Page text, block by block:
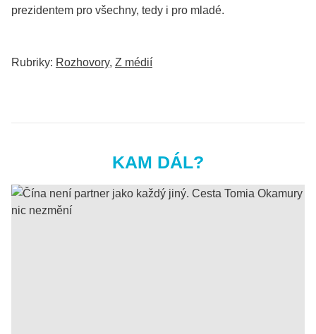
prezidentem pro všechny, tedy i pro mladé.
Rubriky: Rozhovory, Z médií
KAM DÁL?